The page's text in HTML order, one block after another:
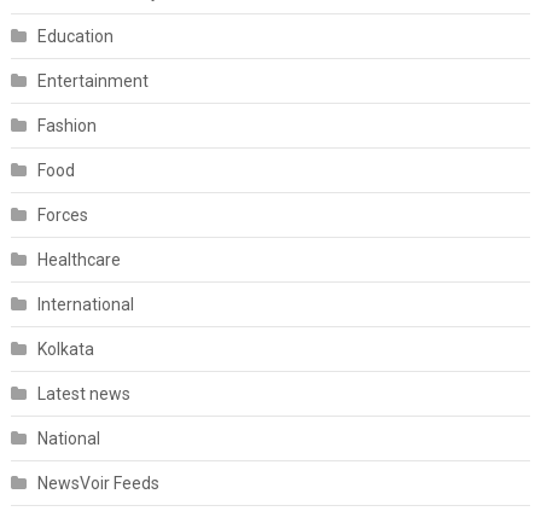
Education
Entertainment
Fashion
Food
Forces
Healthcare
International
Kolkata
Latest news
National
NewsVoir Feeds